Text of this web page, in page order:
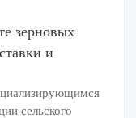
зерновых
и
сельского